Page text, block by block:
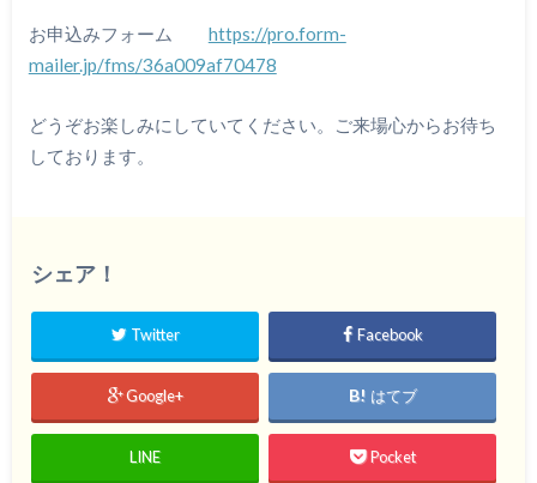
お申込みフォーム https://pro.form-
mailer.jp/fms/36a009af70478
どうぞお楽しみにしていてください。ご来場心からお待ち
しております。
シェア！
Twitter Facebook
Google+ はてブ
LINE Pocket